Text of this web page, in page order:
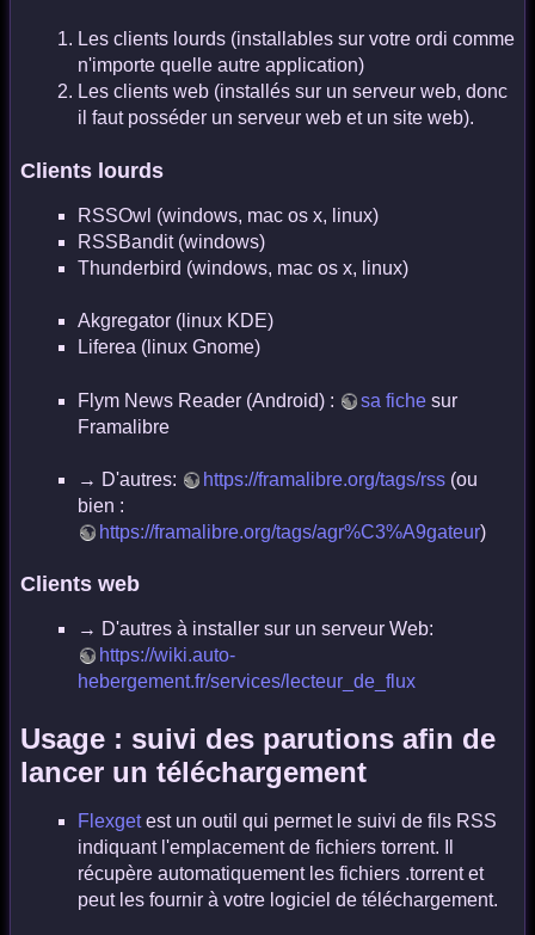
Les clients lourds (installables sur votre ordi comme
n'importe quelle autre application)
Les clients web (installés sur un serveur web, donc
il faut posséder un serveur web et un site web).
Clients lourds
RSSOwl (windows, mac os x, linux)
RSSBandit (windows)
Thunderbird (windows, mac os x, linux)
Akgregator (linux KDE)
Liferea (linux Gnome)
Flym News Reader (Android) : sa fiche sur
Framalibre
→ D'autres: https://framalibre.org/tags/rss (ou
bien :
https://framalibre.org/tags/agr%C3%A9gateur)
Clients web
→ D'autres à installer sur un serveur Web:
https://wiki.auto-
hebergement.fr/services/lecteur_de_flux
Usage : suivi des parutions afin de
lancer un téléchargement
Flexgetest un outil qui permet le suivi de fils RSS
indiquant l'emplacement de fichiers torrent. Il
récupère automatiquement les fichiers .torrent et
peut les fournir à votre logiciel de téléchargement.